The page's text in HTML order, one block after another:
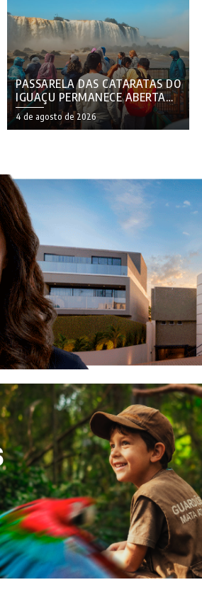
PASSARELA DAS CATARATAS DO
IGUAÇU PERMANECE ABERTA
PARA VISITAÇÃO
4 de agosto de 2026